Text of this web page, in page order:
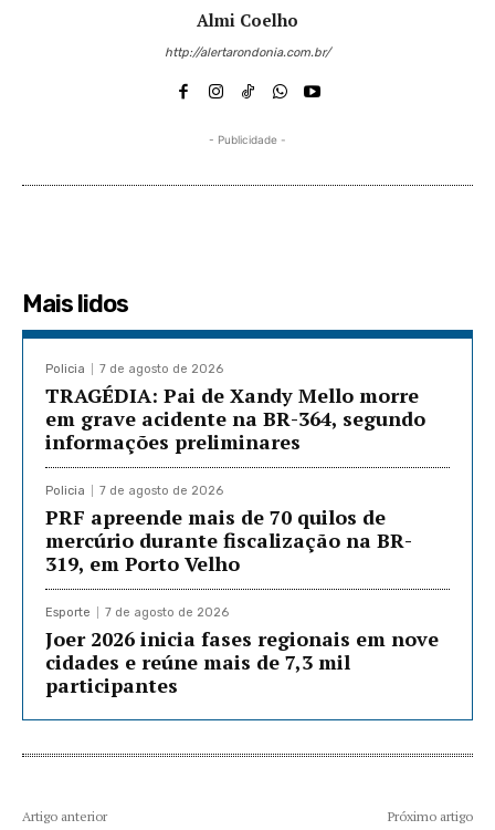
Almi Coelho
http://alertarondonia.com.br/
- Publicidade -
Mais lidos
Policia 7 de agosto de 2026
TRAGÉDIA: Pai de Xandy Mello morre
em grave acidente na BR-364, segundo
informações preliminares
Policia 7 de agosto de 2026
PRF apreende mais de 70 quilos de
mercúrio durante fiscalização na BR-
319, em Porto Velho
Esporte 7 de agosto de 2026
Joer 2026 inicia fases regionais em nove
cidades e reúne mais de 7,3 mil
participantes
Artigo anterior Próximo artigo